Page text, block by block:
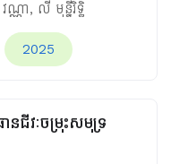
ណ្ណា, លី មុន្នីរិទ្ធិ
2025
ជីវៈចម្រុះសមុទ្រ